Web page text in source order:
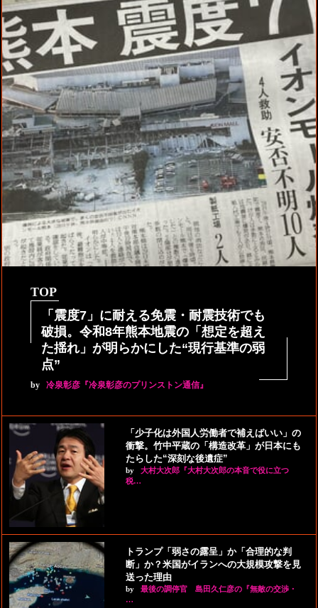
TOP
「震度7」に耐える免震・耐震技術でも
破損。令和8年熊本地震の「想定を超え
た揺れ」が明らかにした“現行基準の弱
点”
by 冷泉彰彦『冷泉彰彦のプリンストン通信』
「少子化は外国人労働者で補えばいい」の
衝撃。竹中平蔵の「構造改革」が日本にも
たらした“深刻な後遺症”
by
大村大次郎『大村大次郎の本音で役に立つ
税…
トランプ「弱さの露呈」か「合理的な判
断」か？米国がイランへの大規模攻撃を見
送った理由
by
最後の調停官 島田久仁彦の『無敵の交渉・
…